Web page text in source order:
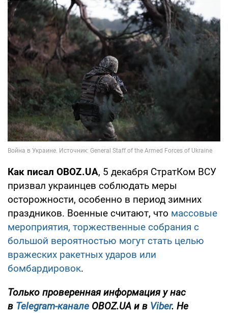
Как писал OBOZ.UA, 5 декабря СтратКом ВСУ
призвал украинцев соблюдать меры
осторожности, особенно в период зимних
праздников. Военные считают, что массовые
мероприятия, торжественные собрания с
большой вероятностью могут стать целью
вражеских ракетных ударов или
бомбардировок.
Только проверенная информация у нас
в Telegram-канале OBOZ.UA и в Viber. Не